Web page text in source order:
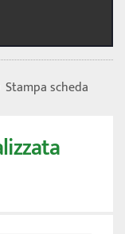
Stampa scheda